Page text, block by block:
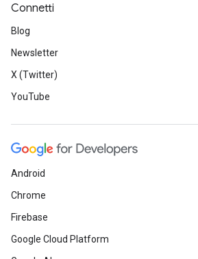
Connetti
Blog
Newsletter
X (Twitter)
YouTube
Android
Chrome
Firebase
Google Cloud Platform